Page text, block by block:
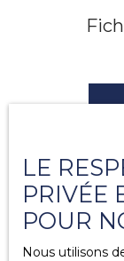
LE
PRIVÉE
POUR
Nous utilisons